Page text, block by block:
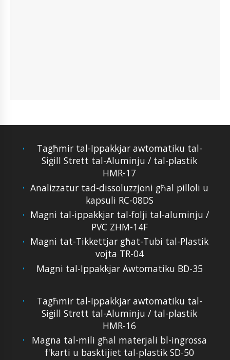
Tagħmir tal-Ippakkjar awtomatiku tal-
Siġill Strett tal-Aluminju / tal-plastik
HMR-17
Analizzatur tad-dissoluzzjoni għal pilloli u
kapsuli RC-08DS
Magni tal-ippakkjar tal-folji tal-aluminju /
PVC ZHM-14F
Magni tat-Tikkettjar għat-Tubi tal-Plastik
vojta TR-04
Magni tal-Ippakkjar Awtomatiku BD-35
Tagħmir tal-Ippakkjar awtomatiku tal-
Siġill Strett tal-Aluminju / tal-plastik
HMR-16
Magna tal-mili għal materjali bl-ingrossa
f'karti u basktijiet tal-plastik SD-50